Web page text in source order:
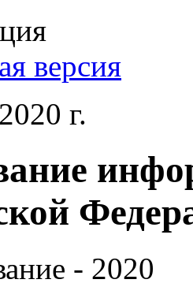
версия
г.
- 2020